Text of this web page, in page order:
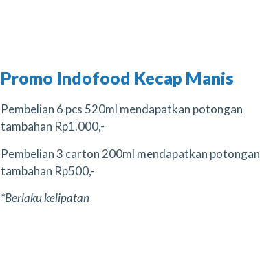
Promo Indofood Kecap Manis
Pembelian 6 pcs 520ml mendapatkan potongan
tambahan Rp1.000,-
Pembelian 3 carton 200ml mendapatkan potongan
tambahan Rp500,-
*Berlaku kelipatan